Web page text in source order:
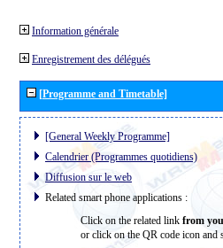
Information générale
Enregistrement des délégués
[Programme and Timetable]
[General Weekly Programme]
Calendrier (Programmes quotidiens)
Diffusion sur le web
Related smart phone applications :
Click on the related link from
or click on the QR code icon and